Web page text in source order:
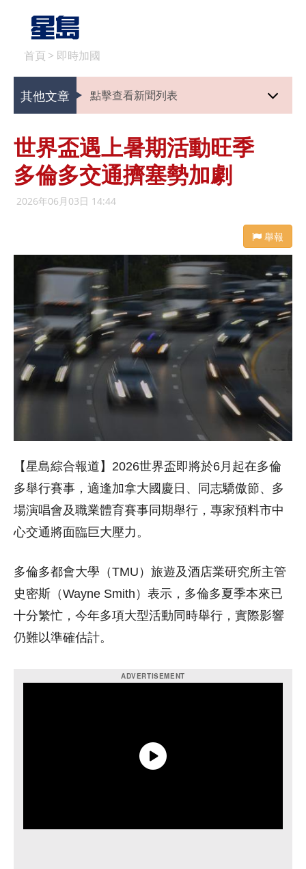
首頁 > 即時加國
其他文章 點擊查看新聞列表
世界盃遇上暑期活動旺季
多倫多交通擠塞勢加劇
2026年06月03日 14:44
舉報
【星島綜合報道】2026世界盃即將於6月起在多倫
多舉行賽事，適逢加拿大國慶日、同志驕傲節、多
場演唱會及職業體育賽事同期舉行，專家預料市中
心交通將面臨巨大壓力。
多倫多都會大學（TMU）旅遊及酒店業研究所主管
史密斯（Wayne Smith）表示，多倫多夏季本來已
十分繁忙，今年多項大型活動同時舉行，實際影響
仍難以準確估計。